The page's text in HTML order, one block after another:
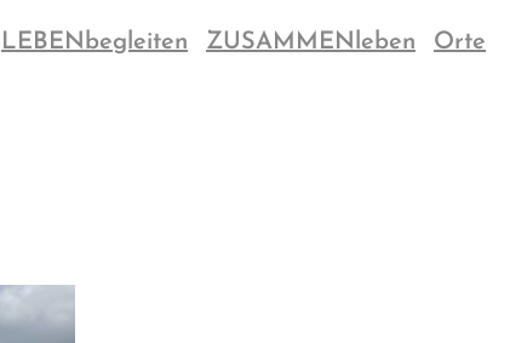
LEBENbegleiten ZUSAMMENleben Orte